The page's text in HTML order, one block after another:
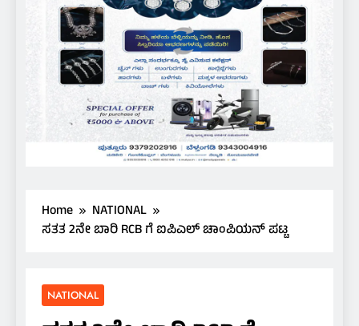
Home
NATIONAL
ಸತತ 2ನೇ ಬಾರಿ RCB ಗೆ ಐಪಿಎಲ್ ಚಾಂಪಿಯನ್ ಪಟ್ಟ
NATIONAL